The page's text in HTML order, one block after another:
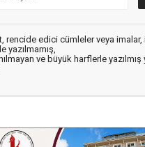
rencide edici cümleler veya imalar,
yazılmamış,
ve büyük harflerle yazılmış